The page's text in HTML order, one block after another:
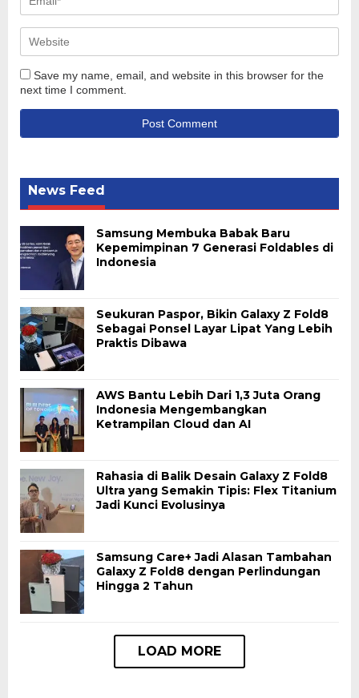
Save my name, email, and website in this browser for the
next time I comment.
News Feed
Samsung Membuka Babak Baru
Kepemimpinan 7 Generasi Foldables di
Indonesia
Seukuran Paspor, Bikin Galaxy Z Fold8
Sebagai Ponsel Layar Lipat Yang Lebih
Praktis Dibawa
AWS Bantu Lebih Dari 1,3 Juta Orang
Indonesia Mengembangkan
Ketrampilan Cloud dan AI
Rahasia di Balik Desain Galaxy Z Fold8
Ultra yang Semakin Tipis: Flex Titanium
Jadi Kunci Evolusinya
Samsung Care+ Jadi Alasan Tambahan
Galaxy Z Fold8 dengan Perlindungan
Hingga 2 Tahun